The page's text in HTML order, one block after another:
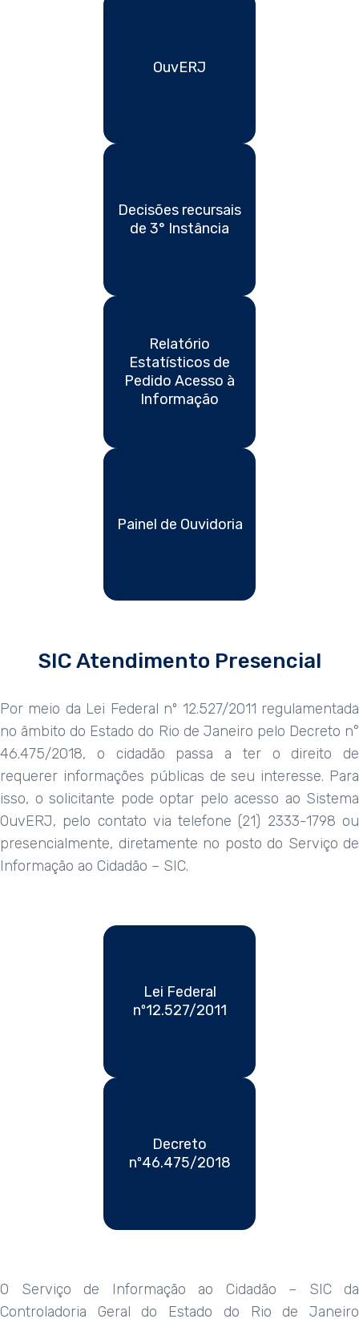
OuvERJ
Decisões recursais
de 3° Instância
Relatório
Estatísticos de
Pedido Acesso à
Informação
Painel de Ouvidoria
SIC Atendimento Presencial
Por meio da Lei Federal nº 12.527/2011 regulamentada
no âmbito do Estado do Rio de Janeiro pelo Decreto n°
46.475/2018, o cidadão passa a ter o direito de
requerer informações públicas de seu interesse. Para
isso, o solicitante pode optar pelo acesso ao Sistema
OuvERJ, pelo contato via telefone (21) 2333-1798 ou
presencialmente, diretamente no posto do Serviço de
Informação ao Cidadão – SIC.
Lei Federal
nº12.527/2011
Decreto
nº46.475/2018
O Serviço de Informação ao Cidadão – SIC da
Controladoria Geral do Estado do Rio de Janeiro